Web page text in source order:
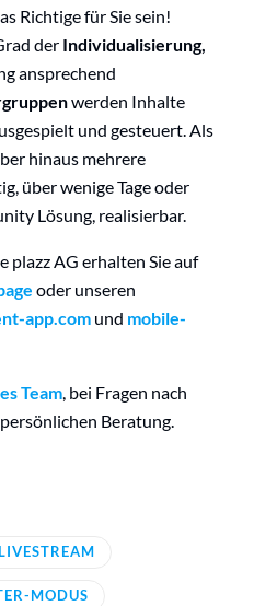
Richtige für Sie sein!
der Individualisierung,
ansprechend
werden Inhalte
und gesteuert. Als
hinaus mehrere
über wenige Tage oder
Lösung, realisierbar.
AG erhalten Sie auf
oder unseren
app.com und mobile-
Team, bei Fragen nach
Beratung.
LIVESTREAM
MODUS